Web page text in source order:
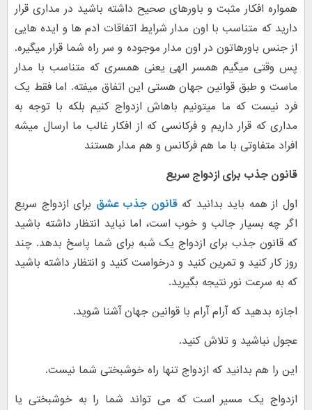
همواره افکار مثبت و باورهای صحیح داشته باشید در مداری قرار
دارید که متناسب با اون مدار شرایط اتفاقات ادم ها و ایده هایی
از جنس باورهاتون در اون مدار موجوده و سر راه شما قرار میگیره.
پس وقتی میگیم همسر الهی یعنی همسری که متناسب با مدار
ماست و طبق قوانین جهان هستی این اتفاق میفته. اما فقط یک
فرد نیست که ما میتونیم باهاش ازدواج کنیم بلکه با توجه به
مداری که قرار داریم و فرکانسی که از افکار غالب ما ارسال میشه
افراد متفاوتی با ما هم فرکانس و هم مدار هستند
قانون جذب برای ازدواج سریع
اول از همه باید بدانید کهقانون جذب عشق برای ازدواج سریع
اگر چه بسیار جالب و خوب است، اما نباید انتظار داشته باشید
که قانون جذب برای ازدواج یک شبه برای شما پاسخ بدهد. چند
روز کار کنید و تمرین کنید و درخواست کنید و انتظار داشته باشید
که به سرعت نور نتیجه بگیرید.
اجازه بدهید که آرام آرام با قوانین جهان آشنا شوید.
عجول نباشید و تلاش کنید.
این را هم بدانید که ازدواج تنها راه خوشبختی شما نیست.
ازدواج یک مسیر است که می تواند شما را به خوشبختی یا